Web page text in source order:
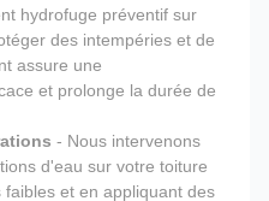
hydrofuge préventif sur
des intempéries et de
assure une
et prolonge la durée de
- Nous intervenons
d'eau sur votre toiture
et en appliquant des